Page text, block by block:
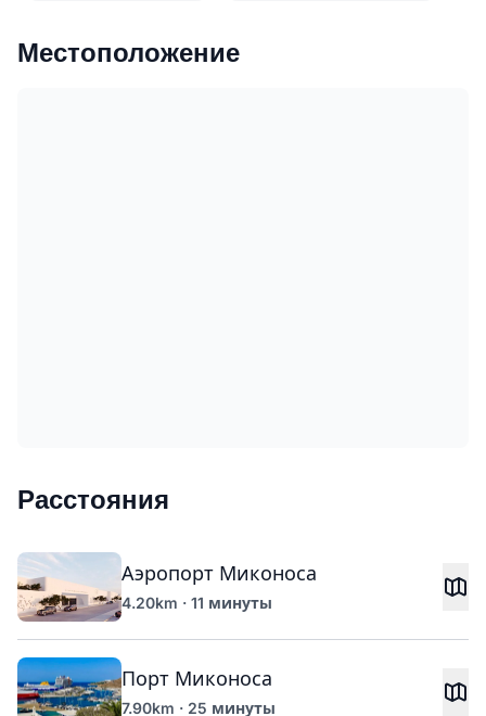
Местоположение
Расстояния
Аэропорт Миконоса
4.20km · 11 минуты
Порт Миконоса
7.90km · 25 минуты